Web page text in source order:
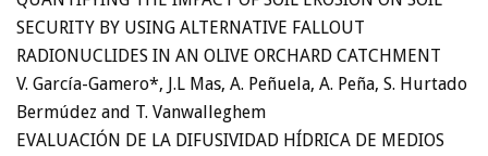
SECURITY BY USING ALTERNATIVE FALLOUT
RADIONUCLIDES IN AN OLIVE ORCHARD CATCHMENT
V. García-Gamero*, J.L Mas, A. Peñuela, A. Peña, S. Hurtado
Bermúdez and T. Vanwalleghem
EVALUACIÓN DE LA DIFUSIVIDAD HÍDRICA DE MEDIOS